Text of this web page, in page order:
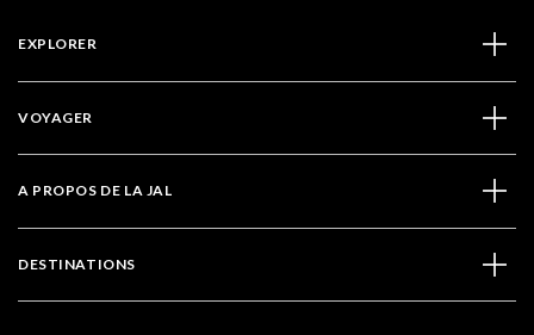
EXPLORER
VOYAGER
A PROPOS DE LA JAL
DESTINATIONS